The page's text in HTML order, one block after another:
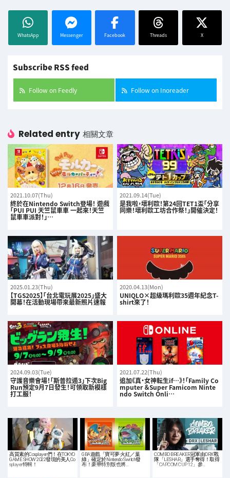
WhatsApp Messenger Facebook Threads X
Subscribe RSS feed
Follow on Feedly Follow on Inoreader
Related entry 相關文章
2021.10.07(Thu)
終於在Nintendo Switch登場！ 遊戲
「PUI PUI 天竺鼠車車 一起來！天竺
鼠車車派對！」…
2021.09.14(Tue)
是我啦，壞利歐！第24回TET1盃「分享
同樂！壞利歐工坊合作祭！」開催決定！
2025.01.23(Thu)
【TGS2025】「台北電玩展2025」盛大
開幕！在活動現場帶來最新照片速報
2020.04.13(Mon)
UNIQLO×超級瑪利歐35週年紀念T-
shirt來了！
2024.09.03(Tue)
守護音樂會場！「斯普拉遁3」下次Big
Run預定9月7日發生！可領取新模樣
打工服！
2021.07.22(Thu)
追加《真・女神転生if…》！「Family Co
mputer ＆Super Famicom Ninte
ndo Switch Onli…
高質素的Cosplayer們！在TOKYO
GAME SHOW 2022發現的美人Co
splayer特輯！
GBA遊戲「寶可夢 火紅／葉
綠」確定於Nintendo Switch發
布！豪華特別版也將…
COMBO BREAKER冠軍由DRX戰
隊「LESHAR」選手奪得！取得
「CAPCOM CUP 12」參…